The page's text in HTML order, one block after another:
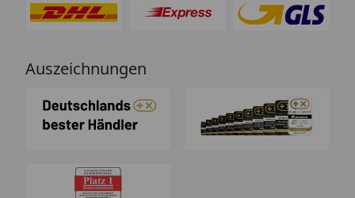
Auszeichnungen